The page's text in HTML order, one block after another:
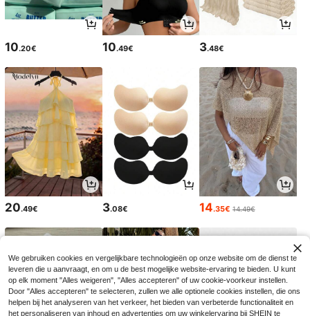
10.20€ 10.49€ 3.48€
20.49€ 3.08€ 14.35€ 14.49€
We gebruiken cookies en vergelijkbare technologieën op onze website om de dienst te
leveren die u aanvraagt, en om u de best mogelijke website-ervaring te bieden. U kunt
op elk moment "Alles weigeren", "Alles accepteren" of uw cookie-voorkeur instellen.
Door "Alles accepteren" te selecteren, zullen we alle optionele cookies instellen, die ons
helpen bij het analyseren van het verkeer, het bieden van verbeterde functionaliteit en
het personaliseren van inhoud en advertenties om uw winkelervaring bij SHEIN te